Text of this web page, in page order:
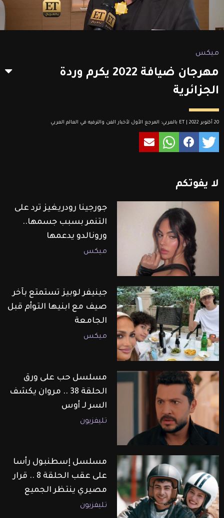
ميكس
مهرجان ضيافة 2022 يكرم وردة
الجزائرية
20 أكتوبر 2022 | ET بالعربي: المرجع الأول لأخبار الفن والترفيه في العالم العربي
لا يفوتكم
جورجينا رودريغيز ترد على
التنمر بسبب جسمها..
ورونالدو يدعمها
ميكس
جينيفر لوبيز تستمتع بآخر
صيف مع ابنيها التوأم قبل
الجامعة
ميكس
مسلسل حب على ورق
الحلقة 38 .. مروان يكشف
السر لـ أوس
تليفزيون
مسلسل إسطنبول رأسا
على عقب الحلقة 8 .. قرار
مصيري ينتظر الجميع
تليفزيون